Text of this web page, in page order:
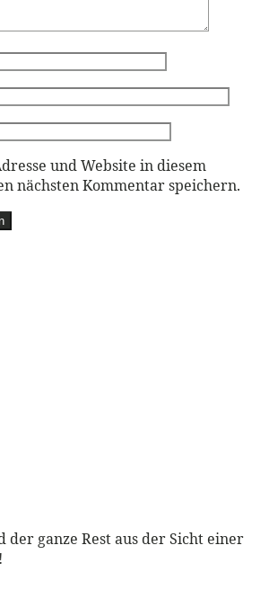
und Website in diesem
nächsten Kommentar speichern.
der ganze Rest aus der Sicht einer